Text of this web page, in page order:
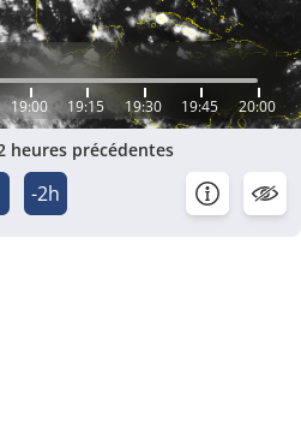
19:00 19:15 19:30 19:45 20:00
heures précédentes
-2h